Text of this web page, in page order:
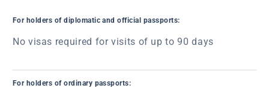
For holders of diplomatic and official passports:
No visas required for visits of up to 90 days
For holders of ordinary passports: